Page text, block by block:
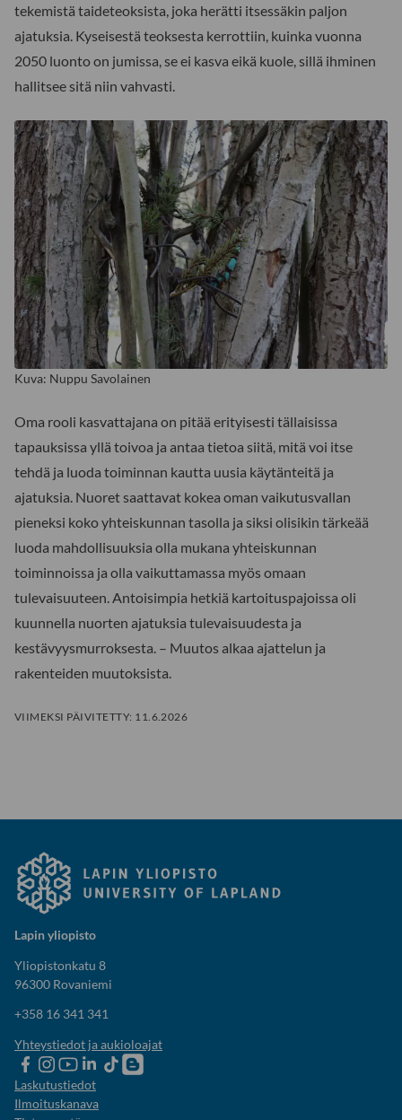
tekemistä taideteoksista, joka herätti itsessäkin paljon
ajatuksia. Kyseisestä teoksesta kerrottiin, kuinka vuonna
2050 luonto on jumissa, se ei kasva eikä kuole, sillä ihminen
hallitsee sitä niin vahvasti.
Kuva: Nuppu Savolainen
Oma rooli kasvattajana on pitää erityisesti tällaisissa
tapauksissa yllä toivoa ja antaa tietoa siitä, mitä voi itse
tehdä ja luoda toiminnan kautta uusia käytänteitä ja
ajatuksia. Nuoret saattavat kokea oman vaikutusvallan
pieneksi koko yhteiskunnan tasolla ja siksi olisikin tärkeää
luoda mahdollisuuksia olla mukana yhteiskunnan
toiminnoissa ja olla vaikuttamassa myös omaan
tulevaisuuteen. Antoisimpia hetkiä kartoituspajoissa oli
kuunnella nuorten ajatuksia tulevaisuudesta ja
kestävyysmurroksesta. – Muutos alkaa ajattelun ja
rakenteiden muutoksista.
VIIMEKSI PÄIVITETTY: 11.6.2026
Lapin yliopisto
Yliopistonkatu 8
96300 Rovaniemi
+358 16 341 341
Yhteystiedot ja aukioloajat
Lapin
yliopiston
Facebook
Lapin
yliopiston
instagram-
Lapin
yliopiston
Youtube-
Lapin
yliopisto
Linkedinissä
LapinOpiskelijaelämää-
Laskutustiedot
Ilmoituskanava